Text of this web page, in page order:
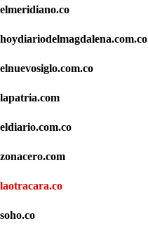
elmeridiano.co
hoydiariodelmagdalena.com.co
elnuevosiglo.com.co
lapatria.com
eldiario.com.co
zonacero.com
laotracara.co
soho.co